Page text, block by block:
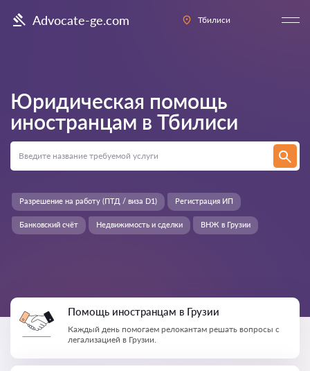
Advocate-ge.com Тбилиси
Юридическая помощь
иностранцам в Тбилиси
ВНЖ в Грузии
Разрешение на работу (ПТД / виза D1) Регистрация ИП
Банковский счёт Недвижимость и сделки
Помощь иностранцам в Грузии
Каждый день помогаем релокантам решать вопросы с
легализацией в Грузии.